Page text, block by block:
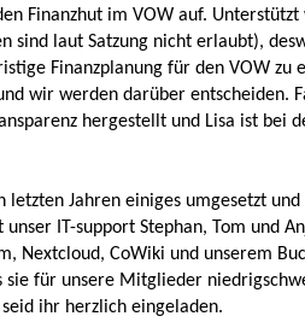
Finanzhut im VOW auf.
sind laut Satzung nicht erlaubt),
Finanzplanung für den VOW zu
wir werden darüber entscheiden.
hergestellt und Lisa ist bei
letzten Jahren einiges umgesetzt
unser IT-support Stephan, Tom und
Nextcloud, CoWiki und unserem
sie für unsere Mitglieder
ihr herzlich eingeladen.